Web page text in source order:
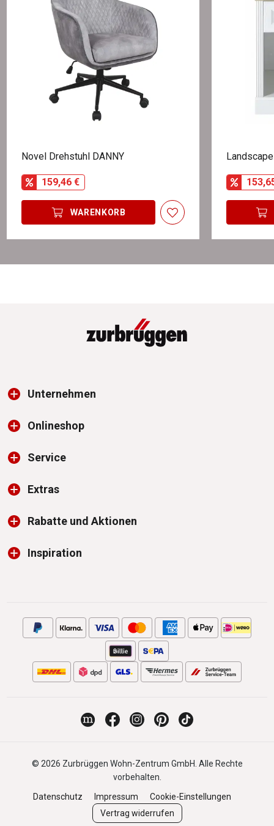
Novel Drehstuhl DANNY
159,46 €
WARENKORB
Unternehmen
Onlineshop
Service
Extras
Rabatte und Aktionen
Inspiration
© 2026 Zurbrüggen Wohn-Zentrum GmbH. Alle Rechte
vorbehalten.
Datenschutz
Impressum
Cookie-Einstellungen
Vertrag widerrufen